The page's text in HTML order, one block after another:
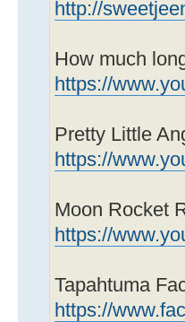
http://
How much
https://
Pretty Little
https://
Moon Rocket
https://
Tapahtuma
https://